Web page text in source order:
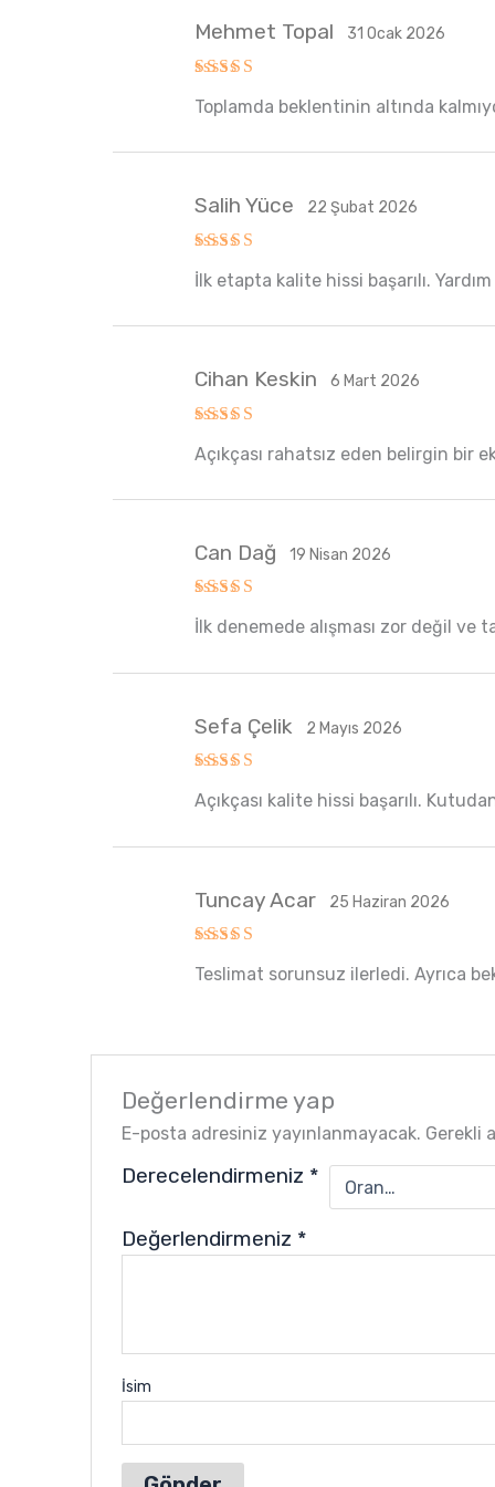
5oy aldı
Mehmet Topal 31 Ocak 2026
Toplamda beklentinin altında
5oy aldı
Salih Yüce 22 Şubat 2026
İlk etapta kalite hissi başarılı.
5oy aldı
Cihan Keskin 6 Mart 2026
Açıkçası rahatsız eden belirgin bir
5 üzerinden
5oy aldı
Can Dağ 19 Nisan 2026
İlk denemede alışması zor değil
5oy aldı
Sefa Çelik 2 Mayıs 2026
Açıkçası kalite hissi başarılı.
5oy aldı
Tuncay Acar 25 Haziran 2026
Teslimat sorunsuz ilerledi. Ayrıca
Değerlendirme yap
E-posta adresiniz yayınlanmayacak. Gerekli
Derecelendirmeniz *
Değerlendirmeniz *
İsim